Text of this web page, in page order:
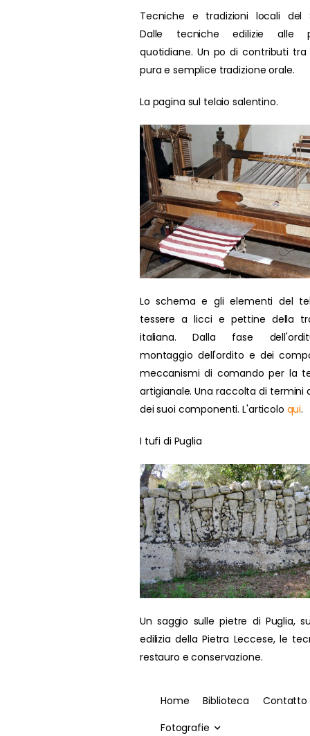
Tecniche e tradizioni locali del
Dalle tecniche edilizie alle
quotidiane. Un po di contributi
pura e semplice tradizione orale.
La pagina sul telaio salentino.
Lo schema e gli elementi del
tessere a licci e pettine della
italiana. Dalla fase
montaggio dell'ordito e dei
meccanismi di comando per la
artigianale. Una raccolta di termini
dei suoi componenti. L'articolo qui.
I tufi di Puglia
Un saggio sulle pietre di Puglia,
edilizia della Pietra Leccese, le
restauro e conservazione.
Home Biblioteca
Contatto
Fotografie